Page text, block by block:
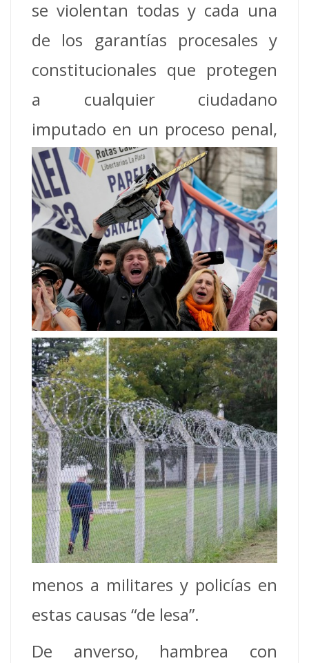
se violentan todas y cada una
de los garantías procesales y
constitucionales que protegen
a cualquier ciudadano
imputado en un proceso penal,
menos a militares y policías en
estas causas “de lesa”.
De anverso, hambrea con